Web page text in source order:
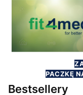
PACZKĘ
Bestsellery